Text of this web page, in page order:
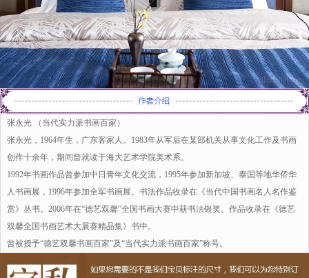
张永光 （当代实力派书画百家）
张永光，1964年生，广东客家人。1983年从军后在某部机关从事文化工作及书画
创作十余年，期间曾就读于海大艺术学院美术系。
1992年书画作品曾参加中日青年文化交流，1995年参加新加坡、泰国等地华侨华
人书画展，1996年参加全军书画展。书法作品收录在《当代中国书画名人名作鉴
赏》丛书。2006年在“德艺双馨”全国书画大赛中获书法银奖。作品收录在《德艺
双馨全国书画艺术大展赛精品集》书中。
曾被授予“德艺双馨书画百家”及“当代实力派书画百家”称号。